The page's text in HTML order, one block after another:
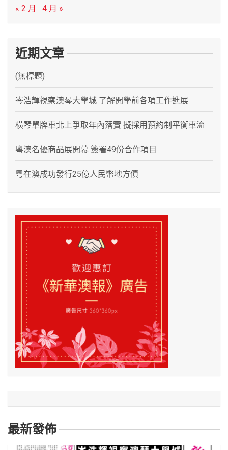
« 2 月
4 月 »
近期文章
(無標題)
岑浩輝視察澳琴大學城 了解開學前各項工作進展
橫琴單牌車北上爭取年內落實 擬採用預約制平衡車流
粵澳名優商品展開幕 簽署49份合作項目
粵在澳成功發行25億人民幣地方債
最新發佈